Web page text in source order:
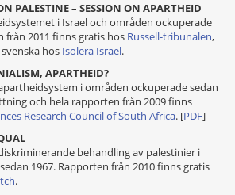
PALESTINE – SESSION ON APARTHEID
i Israel och områden ockuperade
från 2011 finns gratis hos Russell-tribunalen,
hos Isolera Israel.
APARTHEID?
i områden ockuperade sedan
och hela rapporten från 2009 finns
Research Council of South Africa. [PDF]
behandling av palestinier i
1967. Rapporten från 2010 finns gratis
.